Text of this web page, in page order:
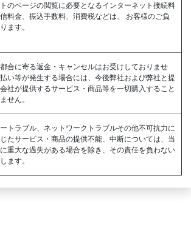
のページの閲覧に必要となるインターネット接続料
料金、振込手数料、消費税などは、 お客様のご負
ます。
合に寄る返金・キャンセルはお受けしておりませ
い等が発生する場合には、今後弊社および弊社と提
社が提供するサービス・商品等を一切購入すること
せん。
トラブル、ネットワークトラブルその他不可抗力に
たサービス・商品の提供不能、中断については、当
重大な過失がある場合を除き、その責任を負わない
ます。